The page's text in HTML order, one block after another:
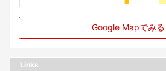
Google Mapでみる
Links